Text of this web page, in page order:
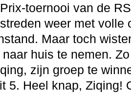
toernooi van de
weer met volle
Maar toch
huis te nemen.
zijn groep te
5. Heel knap, Ziqing!